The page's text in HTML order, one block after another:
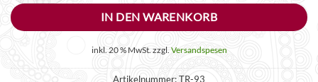
IN DEN WARENKORB
inkl. 20 % MwSt. zzgl. Versandspesen
Artikelnummer:TR-93